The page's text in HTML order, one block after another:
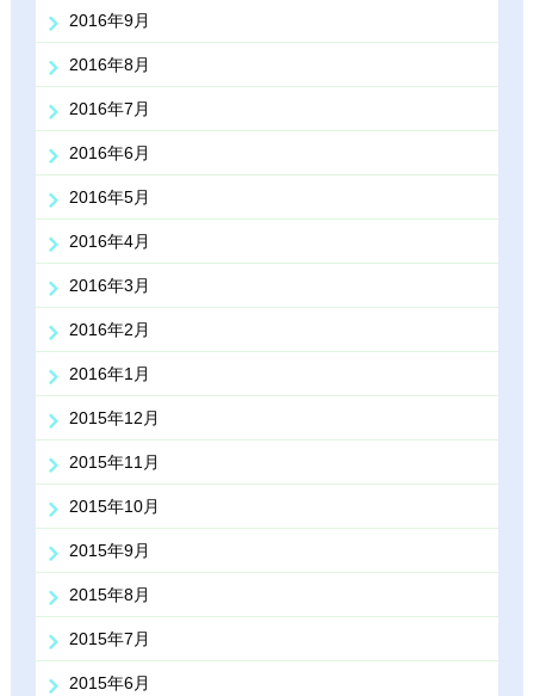
2016年9月
2016年8月
2016年7月
2016年6月
2016年5月
2016年4月
2016年3月
2016年2月
2016年1月
2015年12月
2015年11月
2015年10月
2015年9月
2015年8月
2015年7月
2015年6月